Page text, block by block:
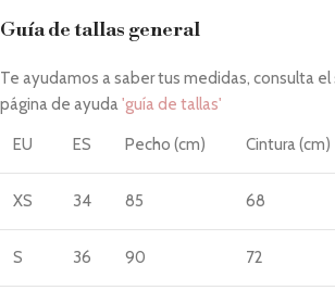
Guía de tallas general
Te ayudamos a saber tus medidas, consulta
página de ayuda'guía de tallas'
EU ES Pecho (cm) Cintura (cm)
XS 34 85 68
S 36 90 72